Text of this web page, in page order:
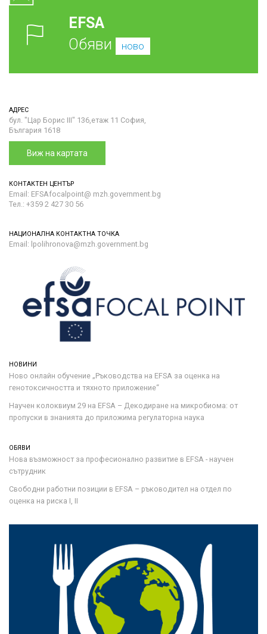
EFSA
Обяви
ново
АДРЕС
бул. "Цар Борис III" 136,етаж 11 София,
България 1618
Виж на картата
КОНТАКТЕН ЦЕНТЪР
Email: EFSAfocalpoint@ mzh.government.bg
Тел.: +359 2 427 30 56
НАЦИОНАЛНА КОНТАКТНА ТОЧКА
Email: lpolihronova@mzh.government.bg
НОВИНИ
Ново онлайн обучение „Ръководства на ЕFSA за оценка на
генотоксичността и тяхното приложение“
Научен колоквиум 29 на EFSA – Декодиране на микробиома: от
пропуски в знанията до приложима регулаторна наука
ОБЯВИ
Нова възможност за професионално развитие в EFSA - научен
сътрудник
Свободни работни позиции в EFSA – ръководител на отдел по
оценка на риска I, II